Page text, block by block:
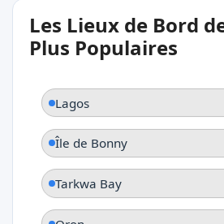
Tarkwa Bay
Les Lieux de Bord
Plus Populaires
Lagos
Île de Bonny
Tarkwa Bay